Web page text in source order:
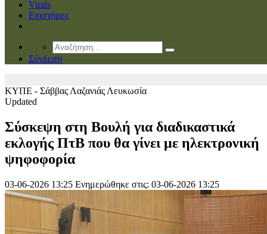
Virals
Επιστήμες
Σύνδεση
ΚΥΠΕ - Σάββας Λαζανιάς Λευκωσία
Updated
Σύσκεψη στη Βουλή για διαδικαστικά
εκλογής ΠτΒ που θα γίνει με ηλεκτρονική
ψηφοφορία
03-06-2026 13:25 Ενημερώθηκε στις: 03-06-2026 13:25